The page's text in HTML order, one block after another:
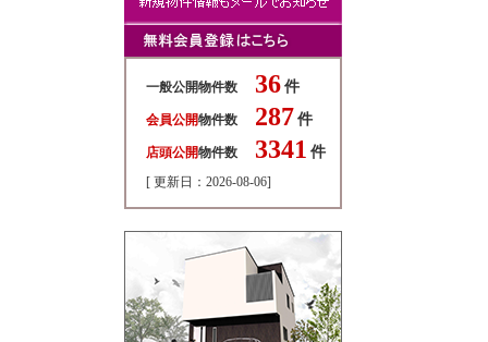
一般公開物件数 36 件
会員公開物件数 287 件
店頭公開物件数 3341 件
[ 更新日：2026-08-06]